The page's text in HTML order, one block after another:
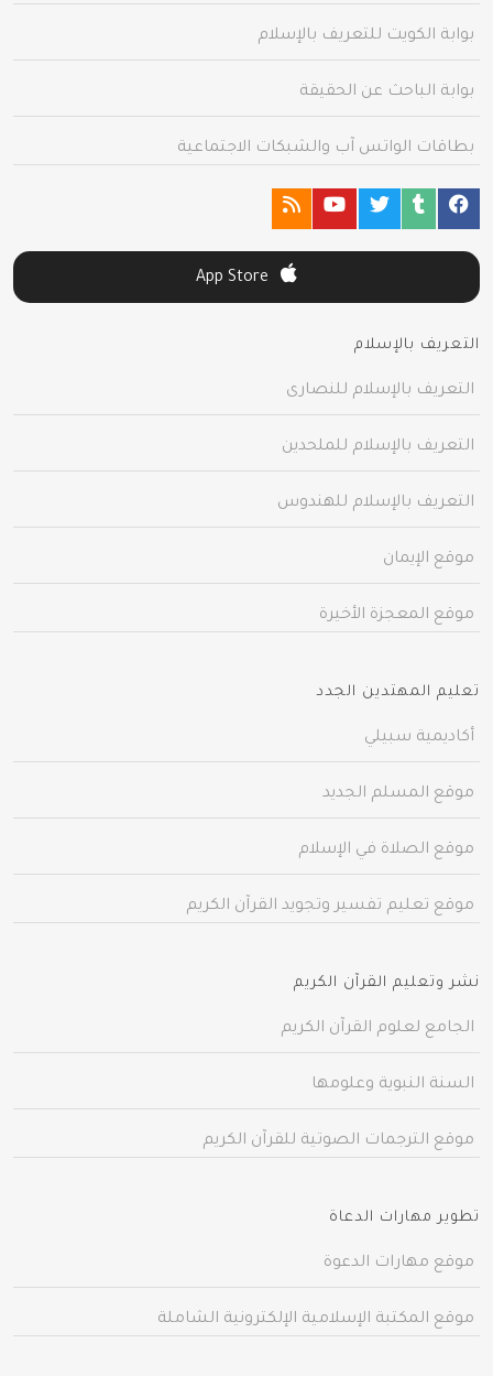
بوابة الكويت للتعريف بالإسلام
بوابة الباحث عن الحقيقة
بطاقات الواتس آب والشبكات الاجتماعية
التعريف بالإسلام
التعريف بالإسلام للنصارى
التعريف بالإسلام للملحدين
التعريف بالإسلام للهندوس
موقع الإيمان
موقع المعجزة الأخيرة
تعليم المهتدين الجدد
أكاديمية سبيلي
موقع المسلم الجديد
موقع الصلاة في الإسلام
موقع تعليم تفسير وتجويد القرآن الكريم
نشر وتعليم القرآن الكريم
الجامع لعلوم القرآن الكريم
السنة النبوية وعلومها
موقع الترجمات الصوتية للقرآن الكريم
تطوير مهارات الدعاة
موقع مهارات الدعوة
موقع المكتبة الإسلامية الإلكترونية الشاملة